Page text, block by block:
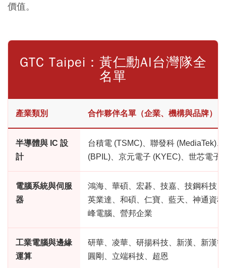
價值。
GTC Taipei：黃仁勳AI台灣隊全
名單
產業類別 合作夥伴名單（企業、機構與品牌）
半導體與 IC 設
計
台積電 (TSMC)、聯發科 (MediaTek)
(BPIL)、京元電子 (KYEC)、世芯電子
電腦系統與伺服
器
鴻海、華碩、宏碁、技嘉、技鋼科技
英業達、和碩、仁寶、藍天、神通資
峰電腦、營邦企業
工業電腦與邊緣
運算
研華、凌華、研揚科技、新漢、新漢
圓剛、立端科技、超恩